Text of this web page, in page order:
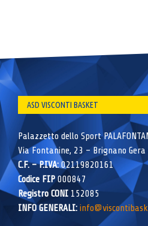
ASD VISCONTI BASKET
Palazzetto dello Sport
Via Fontanine, 23 – Brignano Gera
C.F. – P.IVA:02119820161
Codice FIP000847
Registro CONI 152085
INFO GENERALI: